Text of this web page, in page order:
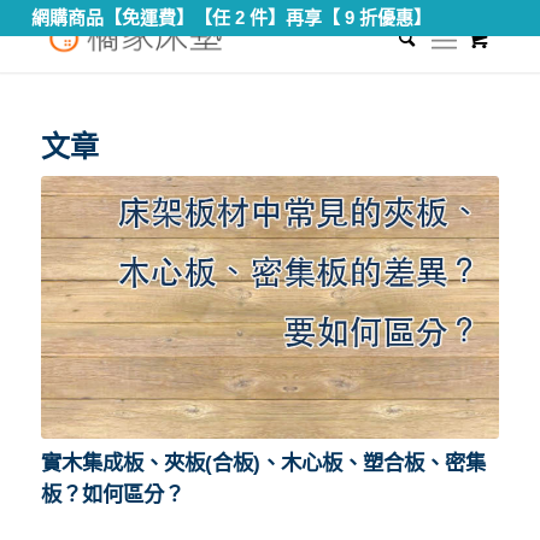
網購商品【免運費】【任 2 件】再享【 9 折優惠】
您現在的位置： 首頁 /集成板
文章
實木集成板、夾板(合板)、木心板、塑合板、密集
板？如何區分？